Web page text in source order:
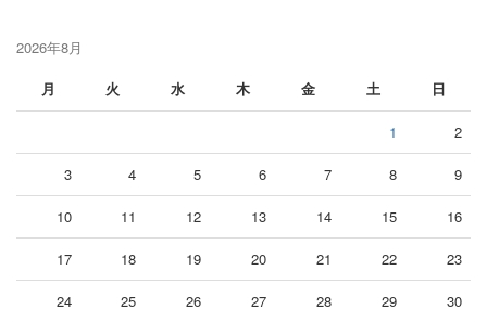
2026年8月
月
火 水 木 金 土 日
1 2
3 4 5 6 7 8 9
10 11 12 13 14 15 16
17 18 19 20 21 22 23
24 25 26 27 28 29 30